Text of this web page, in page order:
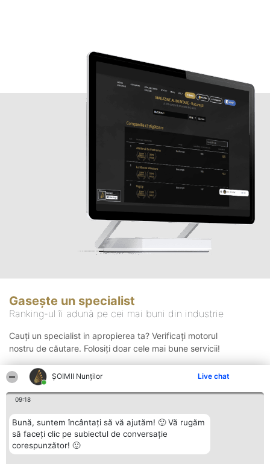
ȘOIMII Nunților Live chat
09:18
Bună, suntem încântați să vă ajutăm! 🙂 Vă rugăm
să faceți clic pe subiectul de conversație
corespunzător! 🙂
Gasește un specialist
Ranking-ul îi adună pe cei mai buni din industrie
Cauți un specialist in apropierea ta? Verificați motorul
nostru de căutare. Folosiți doar cele mai bune servicii!